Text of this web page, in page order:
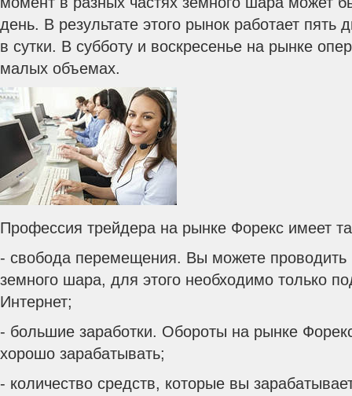
день. В результате этого рынок работает пять
в сутки. В субботу и воскресенье на рынке
малых объемах.
Профессия трейдера на рынке Форекс имеет
- свобода перемещения. Вы можете проводить
земного шара, для этого необходимо только
Интернет;
- большие заработки. Обороты на рынке
хорошо зарабатывать;
- количество средств, которые вы